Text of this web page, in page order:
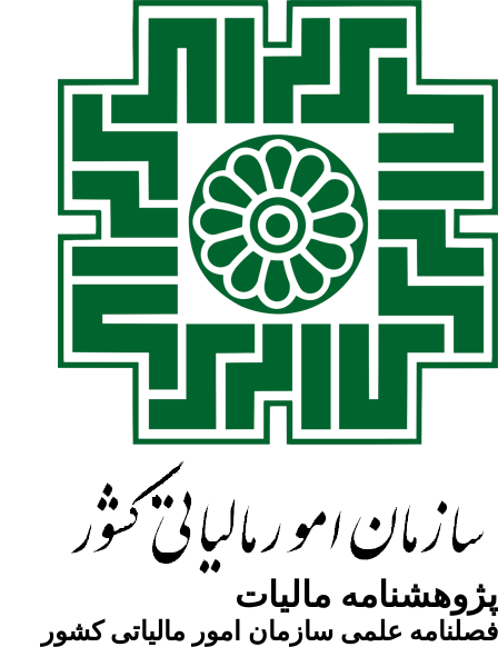
مالیات
علمی سازمان امور مالیاتی کشور